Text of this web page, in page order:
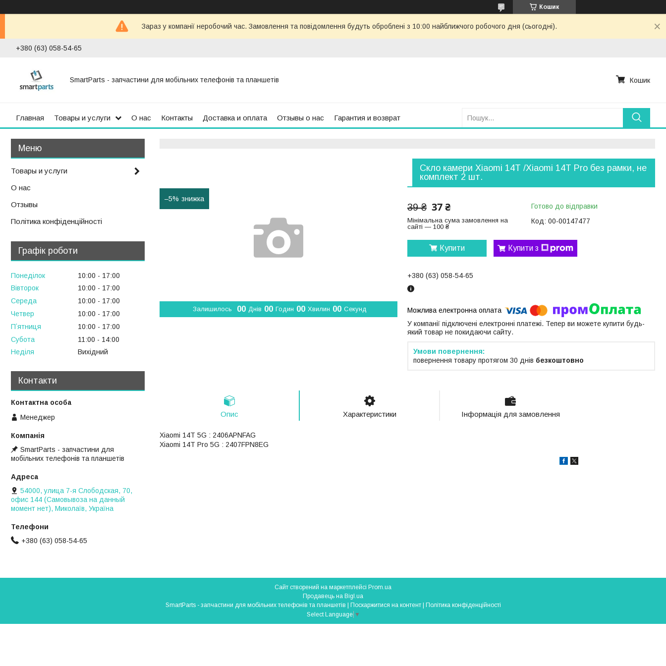
Кошик
Зараз у компанії неробочий час. Замовлення та повідомлення будуть оброблені з 10:00 найближчого робочого дня (сьогодні).
+380 (63) 058-54-65
SmartParts - запчастини для мобільних телефонів та планшетів Кошик
Главная Товары и услуги О нас Контакты Доставка и оплата Отзывы о нас Гарантия и возврат
–5%
Залишилось 00 Днів 00 Годин 00 Хвилин 00 Секунд
Скло камери Xiaomi 14T /Xiaomi 14T Pro без рамки, не
комплект 2 шт.
39 ₴ 37 ₴
Мінімальна сума замовлення на
сайті — 100 ₴
Готово до відправки
Код: 00-00147477
Купити Купити з
+380 (63) 058-54-65
У компанії підключені електронні платежі. Тепер ви можете купити будь-
який товар не покидаючи сайту.
повернення товару протягом 30 днів безкоштовно
Опис Характеристики Інформація для замовлення
Xiaomi 14T 5G : 2406APNFAG
Xiaomi 14T Pro 5G : 2407FPN8EG
Товары и услуги
О нас
Отзывы
Політика конфіденційності
Графік роботи
Понеділок 10:00
17:00
Вівторок
10:00
17:00
Середа
10:00
17:00
Четвер
10:00
17:00
Пʼятниця
10:00
17:00
Субота
11:00
14:00
Неділя
Вихідний
Контакти
Менеджер
SmartParts - запчастини для
мобільних телефонів та планшетів
54000, улица 7-я Слободская, 70,
офис 144 (Самовывоза на данный
момент нет), Миколаїв, Україна
+380 (63) 058-54-65
Сайт створений на маркетплейсі Prom.ua
Продавець на Bigl.ua
SmartParts - запчастини для мобільних телефонів та планшетів | Поскаржитися на контент | Політика конфіденційності
Select Language ▼